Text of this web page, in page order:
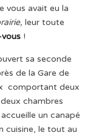
vous avait eu la
leur toute
!
sa seconde
de la Gare de
comportant deux
chambres
un canapé
cuisine, le tout au